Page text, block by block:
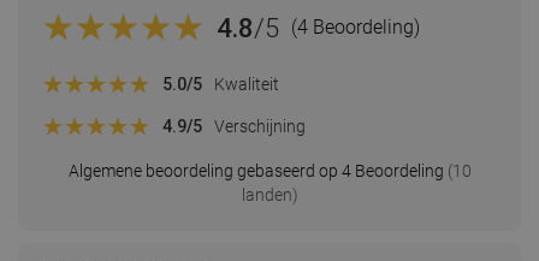
4.8/5 (4 Beoordeling)
Algemene beoordeling gebaseerd op 4 Beoordeling (10
landen)
5.0/5 Kwaliteit
4.9/5 Verschijning